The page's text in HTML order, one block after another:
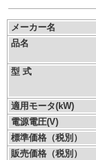
メーカー名
品名
型 式
適用モータ(kW)
電源電圧(V)
標準価格（税別）
販売価格（税別）